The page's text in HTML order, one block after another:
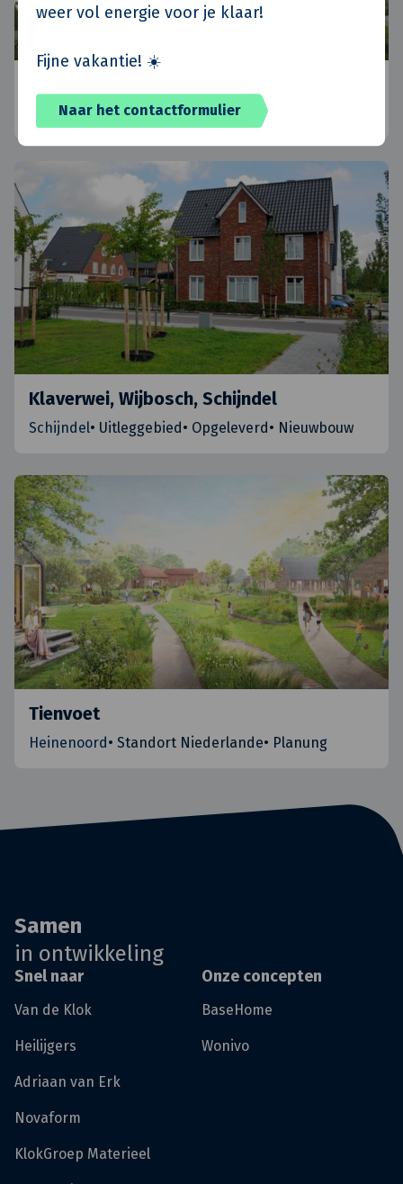
weer vol energie voor je klaar!
Fijne vakantie! ☀️
Naar het contactformulier
Posen, Polen• Standort Polen•Aktuelle
Klaverwei, Wijbosch, Schijndel
Schijndel• Uitleggebied • Opgeleverd • Nieuwbouw
Tienvoet
Heinenoord • Standort Niederlande• Planung
Samen
in ontwikkeling
Snel naar
Van de Klok
Heilijgers
Adriaan van Erk
Novaform
KlokGroep Materieel
Onze concepten
BaseHome
Wonivo